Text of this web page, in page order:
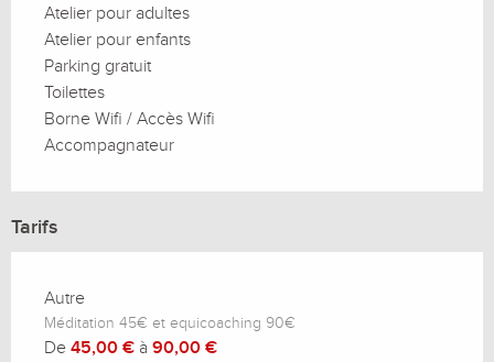
Atelier pour adultes
Atelier pour enfants
Parking gratuit
Toilettes
Borne Wifi / Accès Wifi
Accompagnateur
Tarifs
Autre
Méditation 45€ et equicoaching 90€
De 45,00 € à 90,00 €